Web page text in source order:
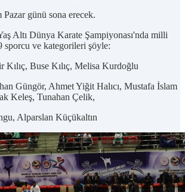
günü sona erecek.
Altı Dünya Karate Şampiyonası'nda milli
sporcu ve kategorileri şöyle:
Buse Kılıç, Melisa Kurdoğlu
Güngör, Ahmet Yiğit Halıcı, Mustafa İslam
Keleş, Tunahan Çelik,
Alparslan Küçükaltın